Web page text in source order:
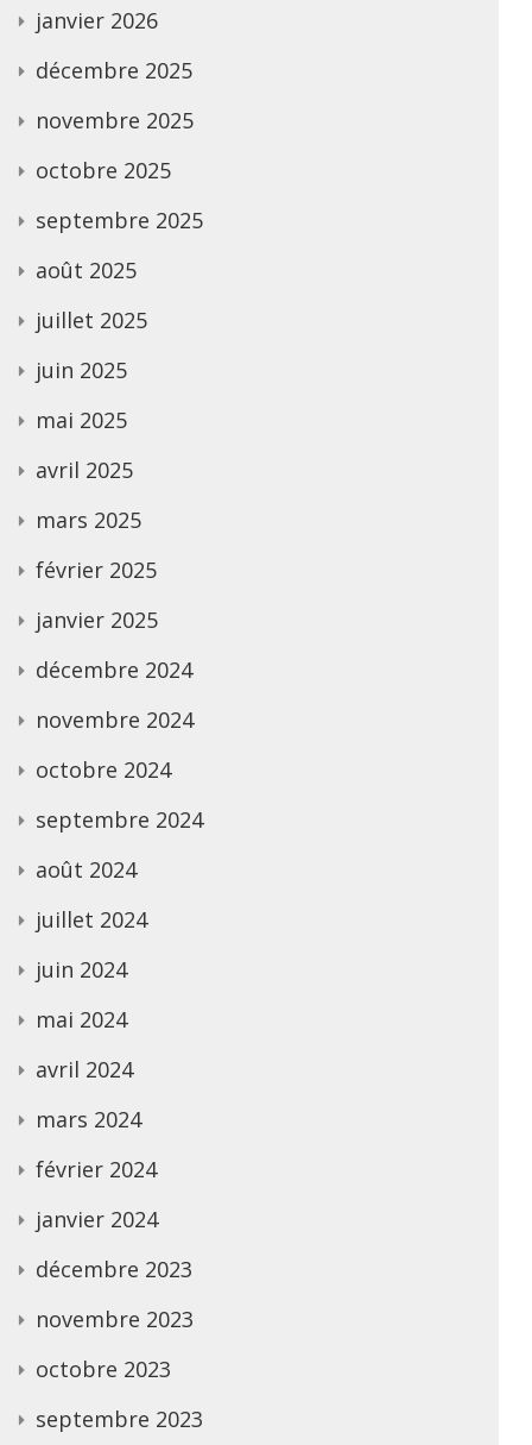
janvier 2026
décembre 2025
novembre 2025
octobre 2025
septembre 2025
août 2025
juillet 2025
juin 2025
mai 2025
avril 2025
mars 2025
février 2025
janvier 2025
décembre 2024
novembre 2024
octobre 2024
septembre 2024
août 2024
juillet 2024
juin 2024
mai 2024
avril 2024
mars 2024
février 2024
janvier 2024
décembre 2023
novembre 2023
octobre 2023
septembre 2023